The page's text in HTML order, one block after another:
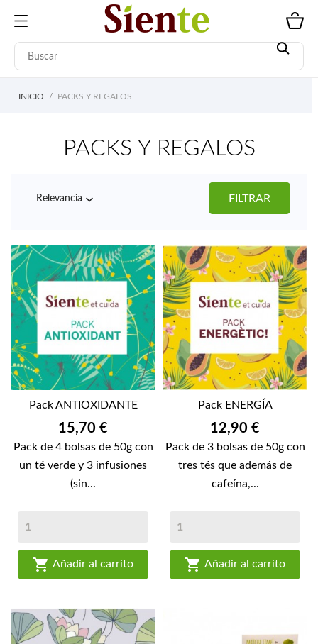
INICIO PACKS Y REGALOS
PACKS Y REGALOS
Relevancia  FILTRAR
Pack ANTIOXIDANTE
Precio
15,70 €
Pack de 4 bolsas de 50g con
un té verde y 3 infusiones
(sin...
 Añadir al carrito
Pack ENERGÍA
Precio
12,90 €
Pack de 3 bolsas de 50g con
tres tés que además de
cafeína,...
 Añadir al carrito